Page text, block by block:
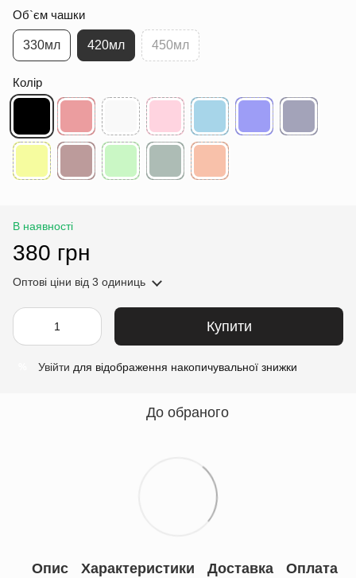
Об`єм чашки
330мл 420мл 450мл
Колір
В наявності
380 грн
Оптові ціни від 3 одиниць
Купити
Увійти для відображення накопичувальної знижки
До обраного
Опис Характеристики Доставка Оплата